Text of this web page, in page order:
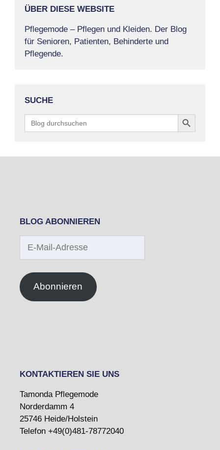
ÜBER DIESE WEBSITE
Pflegemode – Pflegen und Kleiden. Der Blog
für Senioren, Patienten, Behinderte und
Pflegende.
SUCHE
for:
Search Button
BLOG ABONNIEREN
Abonnieren
KONTAKTIEREN SIE UNS
Tamonda Pflegemode
Norderdamm 4
25746 Heide/Holstein
Telefon +49(0)481-78772040